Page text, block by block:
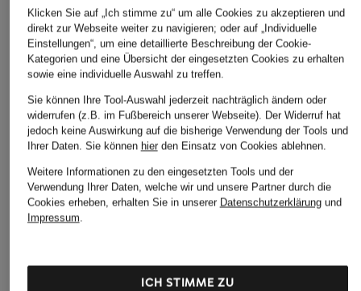
CHF 119
Ursprünglich:CHF 179
CHF 75
Ursprünglich:CHF 179
CHF 109
Ursprünglich:
Weitere Kategorien
Lederjacken für Damen
Klicken Sie auf „Ich stimme zu“ um alle Cookies zu akzeptieren und
direkt zur Webseite weiter zu navigieren; oder auf „Individuelle
Einstellungen“, um eine detaillierte Beschreibung der Cookie-
Kategorien und eine Übersicht der eingesetzten Cookies zu erhalten
sowie eine individuelle Auswahl zu treffen.
Sie können Ihre Tool-Auswahl jederzeit nachträglich ändern oder
widerrufen (z.B. im Fußbereich unserer Webseite). Der Widerruf hat
jedoch keine Auswirkung auf die bisherige Verwendung der Tools und
Ihrer Daten. Sie können hierden Einsatz von Cookies ablehnen.
Weitere Informationen zu den eingesetzten Tools und der
Verwendung Ihrer Daten, welche wir und unsere Partner durch die
Cookies erheben, erhalten Sie in unserer Datenschutzerklärungund
Impressum.
ICH STIMME ZU